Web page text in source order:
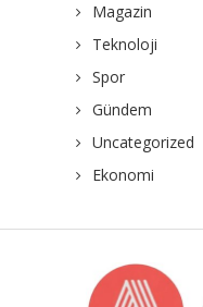
Magazin
Teknoloji
Spor
Gündem
Uncategorized
Ekonomi